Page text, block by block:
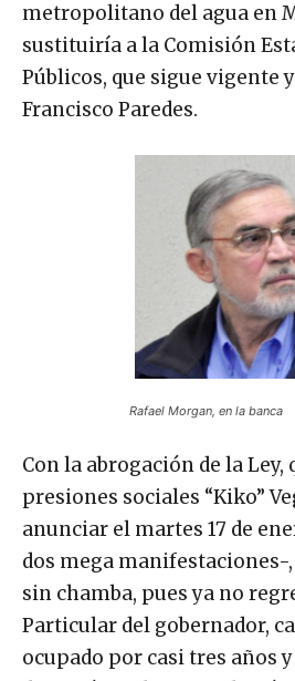
metropolitano del agua en
sustituiría a la Comisión
Públicos, que sigue vigente
Francisco Paredes.
Rafael Morgan, en la banca
Con la abrogación de la Ley,
presiones sociales “Kiko”
anunciar el martes 17 de
dos mega manifestaciones-
sin chamba, pues ya no
Particular del gobernador,
ocupado por casi tres años y